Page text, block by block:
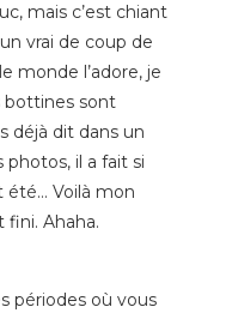
mais c’est chiant
vrai de coup de
monde l’adore, je
bottines sont
déjà dit dans un
photos, il a fait si
été… Voilà mon
Ahaha.
périodes où vous